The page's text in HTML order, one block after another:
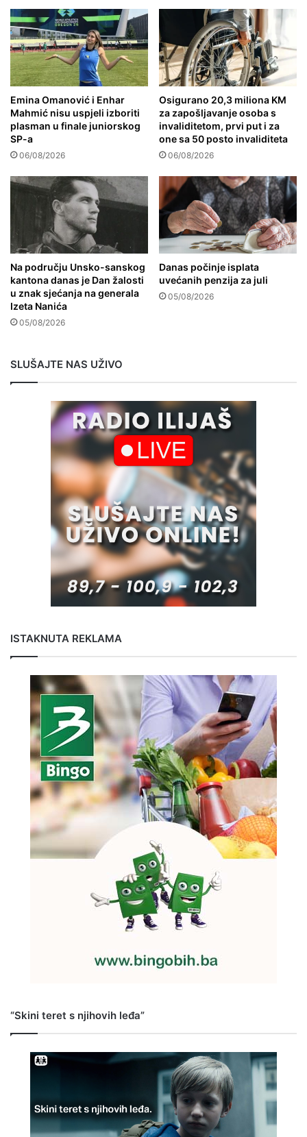
Emina Omanović i Enhar
Mahmić nisu uspjeli izboriti
plasman u finale juniorskog
SP-a
06/08/2026
Osigurano 20,3 miliona KM
za zapošljavanje osoba s
invaliditetom, prvi put i za
one sa 50 posto invaliditeta
06/08/2026
Na području Unsko-sanskog
kantona danas je Dan žalosti
u znak sjećanja na generala
Izeta Nanića
05/08/2026
Danas počinje isplata
uvećanih penzija za juli
05/08/2026
SLUŠAJTE NAS UŽIVO
ISTAKNUTA REKLAMA
“Skini teret s njihovih leđa”